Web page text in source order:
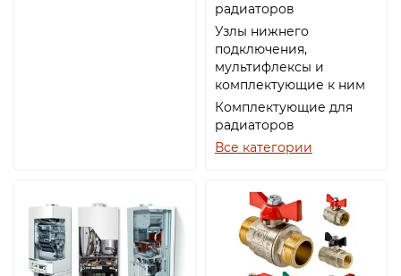
радиаторов
Узлы нижнего
подключения,
мультифлексы и
комплектующие к ним
Комплектующие для
радиаторов
Все категории